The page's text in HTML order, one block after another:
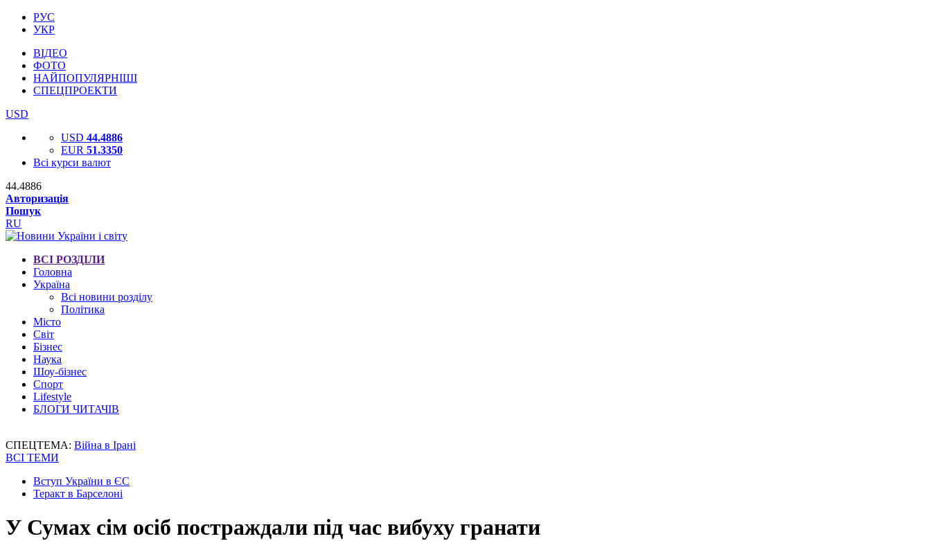
РУС
УКР
ВІДЕО
ФОТО
НАЙПОПУЛЯРНІШІ
СПЕЦПРОЕКТИ
USD
USD 44.4886
EUR 51.3350
Всі курси валют
44.4886
Авторизація
Пошук
RU
ВСІ РОЗДІЛИ
Головна
Україна
Всі новини розділу
Політика
Місто
Світ
Бізнес
Наука
Шоу-бізнес
Спорт
Lifestyle
БЛОГИ ЧИТАЧІВ
СПЕЦТЕМА: Війна в Ірані
ВСІ ТЕМИ
Вступ України в ЄС
Теракт в Барселоні
У Сумах сім осіб постраждали під час вибуху гранати